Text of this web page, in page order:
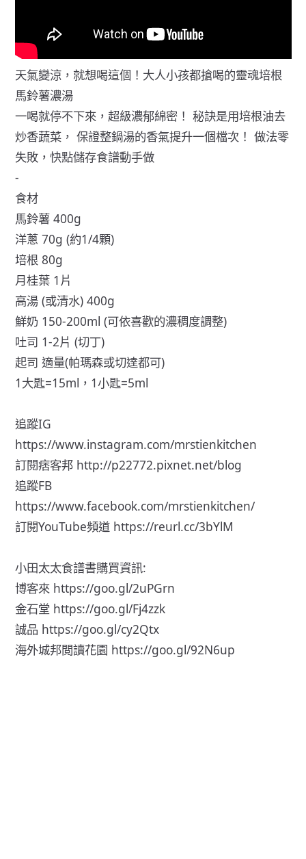
天氣變涼，就想喝這個！大人小孩都搶喝的靈魂培根
馬鈴薯濃湯
一喝就停不下來，超級濃郁綿密！ 秘訣是用培根油去
炒香蔬菜， 保證整鍋湯的香氣提升一個檔次！ 做法零
失敗，快點儲存食譜動手做
-
食材
馬鈴薯 400g
洋蔥 70g (約1/4顆)
培根 80g
月桂葉 1片
高湯 (或清水) 400g
鮮奶 150-200ml (可依喜歡的濃稠度調整)
吐司 1-2片 (切丁)
起司 適量(帕瑪森或切達都可)
1大匙=15ml，1小匙=5ml
追蹤IG
https://www.instagram.com/mrstienkitchen
訂閱痞客邦 http://p22772.pixnet.net/blog
追蹤FB
https://www.facebook.com/mrstienkitchen/
訂閱YouTube頻道 https://reurl.cc/3bYlM
小田太太食譜書購買資訊:
博客來 https://goo.gl/2uPGrn
金石堂 https://goo.gl/Fj4zzk
誠品 https://goo.gl/cy2Qtx
海外城邦閲讀花園 https://goo.gl/92N6up